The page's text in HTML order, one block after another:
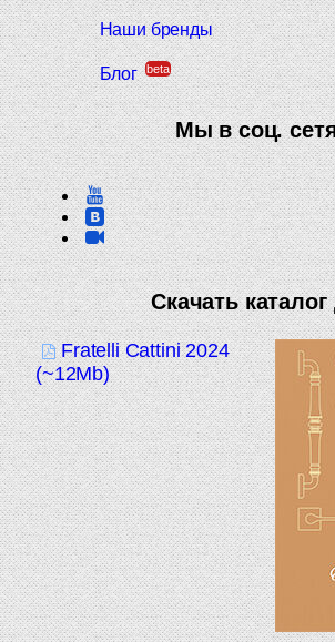
Наши бренды
Блог beta
Мы в соц.
Скачать
Fratelli Cattini 2024
(~12Mb)